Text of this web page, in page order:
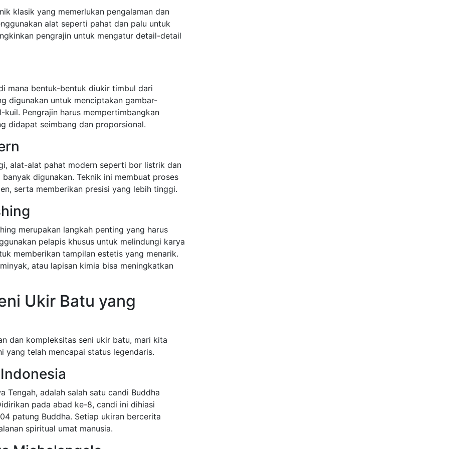
klasik yang memerlukan pengalaman dan
alat seperti pahat dan palu untuk
pengrajin untuk mengatur detail-detail
mana bentuk-bentuk diukir timbul dari
digunakan untuk menciptakan gambar-
Pengrajin harus mempertimbangkan
didapat seimbang dan proporsional.
alat-alat pahat modern seperti bor listrik dan
digunakan. Teknik ini membuat proses
serta memberikan presisi yang lebih tinggi.
merupakan langkah penting yang harus
pelapis khusus untuk melindungi karya
memberikan tampilan estetis yang menarik.
atau lapisan kimia bisa meningkatkan
Ukir Batu yang
dan kompleksitas seni ukir batu, mari kita
yang telah mencapai status legendaris.
Tengah, adalah salah satu candi Buddha
pada abad ke-8, candi ini dihiasi
patung Buddha. Setiap ukiran bercerita
spiritual umat manusia.